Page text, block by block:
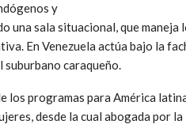
y
sala situacional, que maneja
En Venezuela actúa bajo la
suburbano caraqueño.
los programas para América
desde la cual abogada por